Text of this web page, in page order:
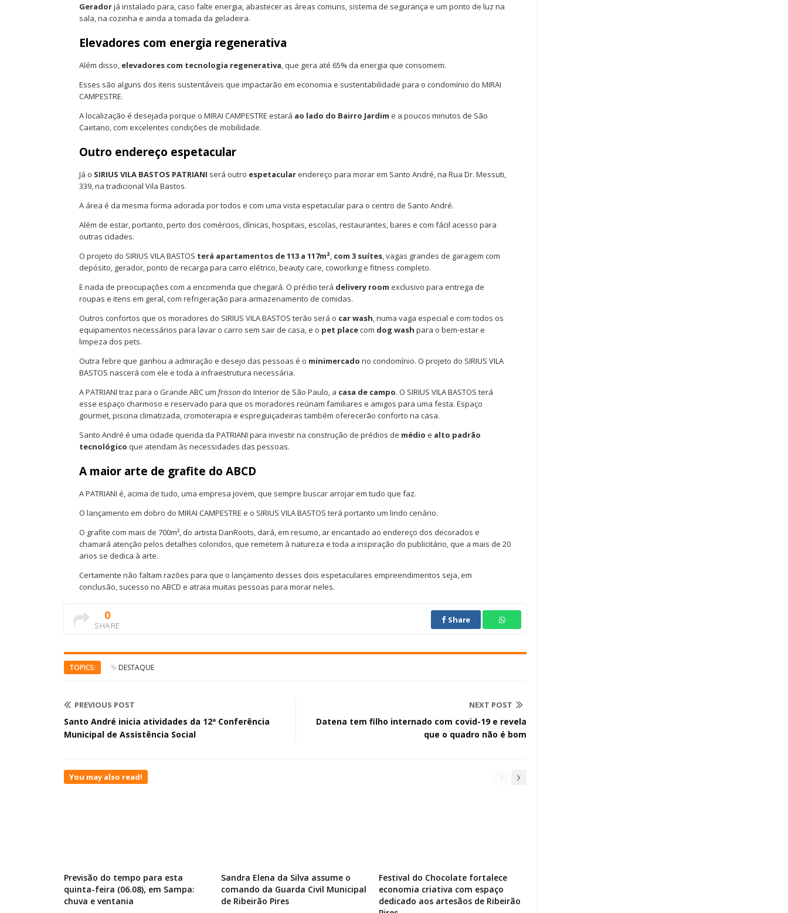
Geradorjá instalado para, caso falte energia, abastecer as áreas comuns, sistema de segurança e um ponto de luz na
sala, na cozinha e ainda a tomada da geladeira.
Elevadores com energia regenerativa
Além disso, elevadores com tecnologia regenerativa, que gera até 65% da energia que consomem.
Esses são alguns dos itens sustentáveis que impactarão em economia e sustentabilidade para o condomínio do MIRAI
CAMPESTRE.
A localização é desejada porque o MIRAI CAMPESTRE estará ao lado do Bairro Jardim e a poucos minutos de São
Caetano, com excelentes condições de mobilidade.
Outro endereço espetacular
Já o SIRIUS VILA BASTOS PATRIANI será outro espetacularendereço para morar em Santo André, na Rua Dr. Messuti,
339, na tradicional Vila Bastos.
A área é da mesma forma adorada por todos e com uma vista espetacular para o centro de Santo André.
Além de estar, portanto, perto dos comércios, clínicas, hospitais, escolas, restaurantes, bares e com fácil acesso para
outras cidades.
O projeto do SIRIUS VILA BASTOS terá apartamentos de 113 a 117m², com 3 suítes, vagas grandes de garagem com
depósito, gerador, ponto de recarga para carro elétrico, beauty care, coworking e fitness completo.
E nada de preocupações com a encomenda que chegará. O prédio terá delivery room exclusivo para entrega de
roupas e itens em geral, com refrigeração para armazenamento de comidas.
Outros confortos que os moradores do SIRIUS VILA BASTOS terão será o car wash, numa vaga especial e com todos os
equipamentos necessários para lavar o carro sem sair de casa, e o pet placecom dog wash para o bem-estar e
limpeza dos pets.
Outra febre que ganhou a admiração e desejo das pessoas é o minimercado no condomínio. O projeto do SIRIUS VILA
BASTOS nascerá com ele e toda a infraestrutura necessária.
A PATRIANI traz para o Grande ABC um frisson do Interior de São Paulo, a casa de campo. O SIRIUS VILA BASTOS terá
esse espaço charmoso e reservado para que os moradores reúnam familiares e amigos para uma festa. Espaço
gourmet, piscina climatizada, cromoterapia e espreguiçadeiras também oferecerão conforto na casa.
Santo André é uma cidade querida da PATRIANI para investir na construção de prédios de médio e alto padrão
tecnológico que atendam às necessidades das pessoas.
A maior arte de grafite do ABCD
A PATRIANI é, acima de tudo, uma empresa jovem, que sempre buscar arrojar em tudo que faz.
O lançamento em dobro do MIRAI CAMPESTRE e o SIRIUS VILA BASTOS terá portanto um lindo cenário.
O grafite com mais de 700m², do artista DanRoots, dará, em resumo, ar encantado ao endereço dos decorados e
chamará atenção pelos detalhes coloridos, que remetem à natureza e toda a inspiração do publicitário, que a mais de 20
anos se dedica à arte.
Certamente não faltam razões para que o lançamento desses dois espetaculares empreendimentos seja, em
conclusão, sucesso no ABCD e atraia muitas pessoas para morar neles.
0
SHARE
Share
TOPICS: DESTAQUE
PREVIOUS POST
Santo André inicia atividades da 12ª Conferência
Municipal de Assistência Social
NEXT POST
Datena tem filho internado com covid-19 e revela
que o quadro não é bom
You may also read!
Previsão do tempo para esta
quinta-feira (06.08), em Sampa:
chuva e ventania
Sandra Elena da Silva assume o
comando da Guarda Civil Municipal
de Ribeirão Pires
Festival do Chocolate fortalece
economia criativa com espaço
dedicado aos artesãos de Ribeirão